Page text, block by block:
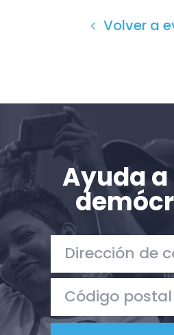
Pulse
Volver a
Ayuda